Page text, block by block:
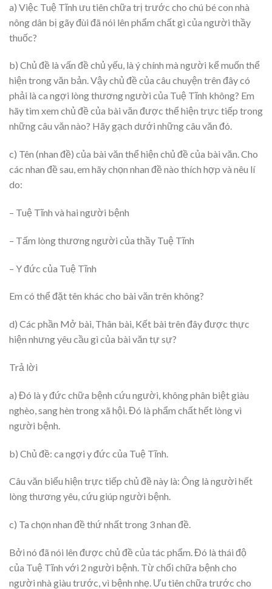
a) Việc Tuệ Tĩnh ưu tiên chữa trị trước cho chú bé con nhà
nông dân bị gãy đùi đã nói lên phẩm chất gì của người thầy
thuốc?
b) Chủ đề là vấn đề chủ yếu, là ý chính mà người kể muốn thể
hiện trong văn bản. Vậy chủ đề của câu chuyện trên đây có
phải là ca ngợi lòng thương người của Tuệ Tĩnh không? Em
hãy tìm xem chủ đề của bài văn được thể hiện trực tiếp trong
những câu văn nào? Hãy gạch dưới những câu văn đó.
c) Tên (nhan đề) của bài văn thể hiện chủ đề của bài văn. Cho
các nhan đề sau, em hãy chọn nhan đề nào thích hợp và nêu lí
do:
– Tuệ Tĩnh và hai người bệnh
– Tấm lòng thương người của thầy Tuệ Tĩnh
– Y đức của Tuệ Tĩnh
Em có thể đặt tên khác cho bài văn trên không?
d) Các phần Mở bài, Thân bài, Kết bài trên đây được thực
hiện nhưng yêu cầu gì của bài văn tự sự?
Trả lời
a) Đó là y đức chữa bệnh cứu người, không phân biệt giàu
nghèo, sang hèn trong xã hội. Đó là phẩm chất hết lòng vì
người bệnh.
b) Chủ đề: ca ngợi y đức của Tuệ Tĩnh.
Câu văn biểu hiện trực tiếp chủ đề này là: Ông là người hết
lòng thương yêu, cứu giúp người bệnh.
c) Ta chọn nhan đề thứ nhất trong 3 nhan đề.
Bởi nó đã nói lên được chủ đề của tác phẩm. Đó là thái độ
của Tuệ Tĩnh với 2 người bệnh. Từ chối chữa bệnh cho
người nhà giàu trước, vì bệnh nhẹ. Ưu tiên chữa trước cho